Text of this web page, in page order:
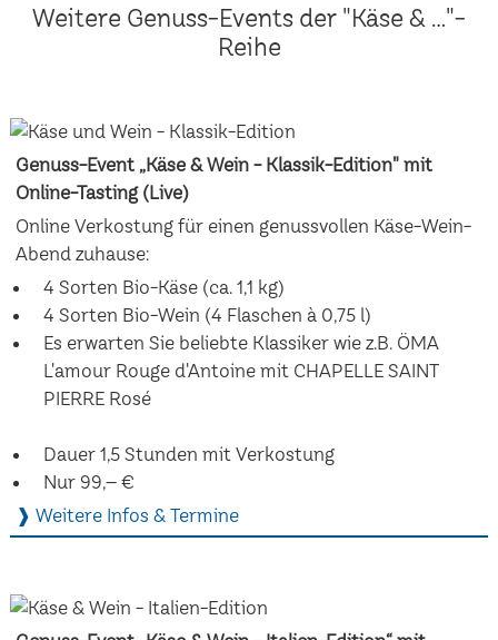
Weitere Genuss-Events der "Käse & ..."-
Reihe
Genuss-Event „Käse & Wein - Klassik-Edition" mit
Online-Tasting (Live)
Online Verkostung für einen genussvollen Käse-Wein-
Abend zuhause:
4 Sorten Bio-Käse (ca. 1,1 kg)
4 Sorten Bio-Wein (4 Flaschen à 0,75 l)
Es erwarten Sie beliebte Klassiker wie z.B. ÖMA
L'amour Rouge d'Antoine mit CHAPELLE SAINT
PIERRE Rosé
Dauer 1,5 Stunden mit Verkostung
Nur 99,– €
❱ Weitere Infos & Termine